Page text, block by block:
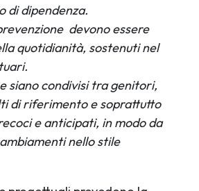
di dipendenza.
devono essere
quotidianità, sostenuti nel
siano condivisi tra genitori,
di riferimento e soprattutto
e anticipati, in modo da
nello stile